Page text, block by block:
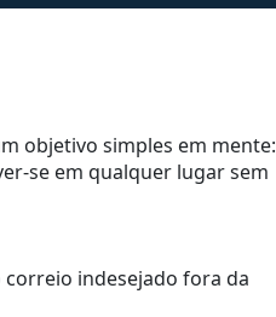
objetivo simples em mente:
se em qualquer lugar sem
indesejado fora da